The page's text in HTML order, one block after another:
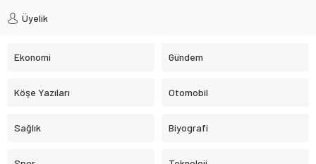
Üyelik
Ekonomi Gündem
Köşe Yazıları Otomobil
Sağlık Biyografi